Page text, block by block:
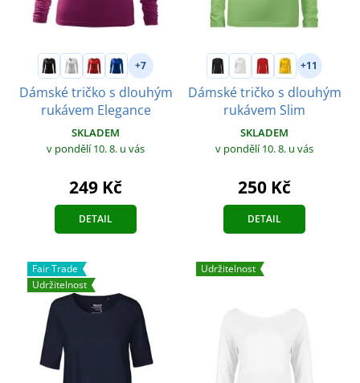
+7
Dámské tričko s dlouhým
rukávem Elegance
SKLADEM
v pondělí 10. 8. u vás
249 Kč
DETAIL
+11
Dámské tričko s dlouhým
rukávem Slim
SKLADEM
v pondělí 10. 8. u vás
250 Kč
DETAIL
Fair Trade
Udržitelnost
Udržitelnost